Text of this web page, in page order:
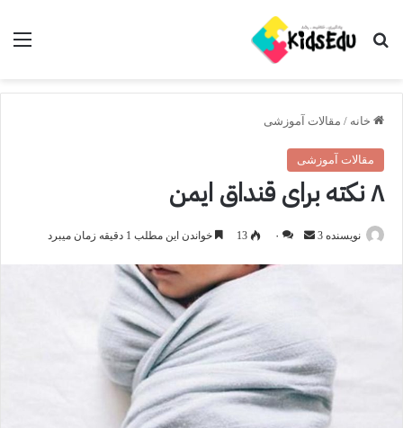
جستجو برای
خانه / مقالات آموزشی
مقالات آموزشی
۸ نکته برای قنداق ایمن
نویسنده 3
ارسال
۰ 13 خواندن این مطلب 1 دقیقه زمان میبرد